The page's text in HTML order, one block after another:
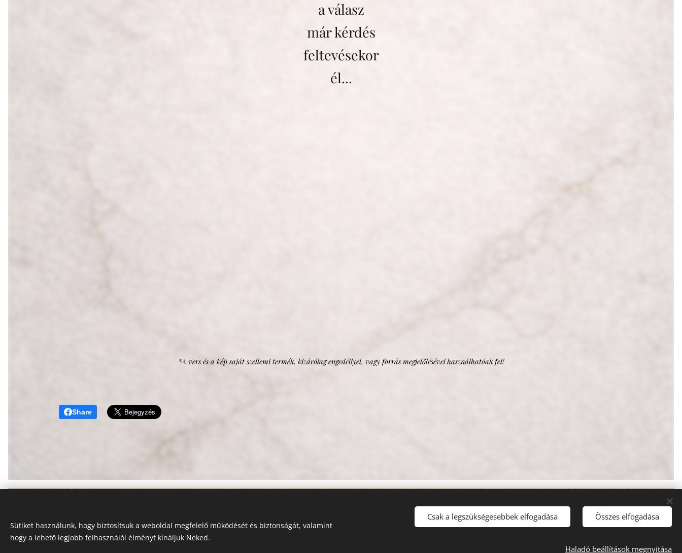
a válasz
már kérdés
feltevésekor
él...
*A vers és a kép saját szellemi termék, kizárólag engedéllyel, vagy forrás megjelölésével használhatóak fel!
Share
Copyright © Minden jog fenntartva Mika Gabriella Ilona - 2022
Az emlékezet léte öröktől való.
Sütiket használunk, hogy biztosítsuk a weboldal megfelelő működését és biztonságát, valamint
hogy a lehető legjobb felhasználói élményt kínáljuk Neked.
Csak a legszükségesebbek elfogadása Összes elfogadása
Haladó beállítások megnyitása